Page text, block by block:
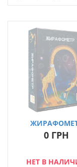
0 ГРН
НЕТ В